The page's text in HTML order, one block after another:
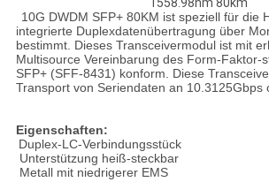
1558.98nm 80km
10G DWDM SFP+ 80KM ist speziell für die
integrierte Duplexdatenübertragung über
bestimmt. Dieses Transceivermodul ist mit
Multisource Vereinbarung des Form-Faktor-
SFP+ (SFF-8431) konform. Diese
Transport von Seriendaten an 10.3125Gbps
Eigenschaften:
Duplex-LC-Verbindungsstück
Unterstützung heiß-steckbar
Metall mit niedrigerer EMS